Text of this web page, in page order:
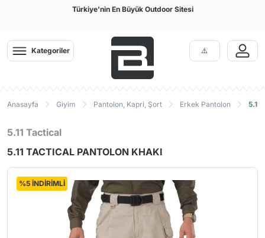
Türkiye'nin En Büyük Outdoor Sitesi
Kategoriler
Anasayfa Giyim Pantolon, Kapri, Şort Erkek Pantolon 5.11
5.11 Tactical
5.11 TACTICAL PANTOLON KHAKI
%5 İNDİRİMLİ